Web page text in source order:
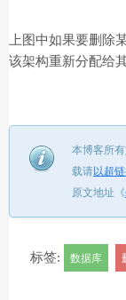
上图中如果要删除
该架构重新分配给
本博客所
载请以超
原文地址《
标签: 数据库